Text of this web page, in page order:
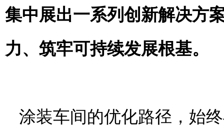
集中展出一系列创新解决方
力、筑牢可持续发展根基。
涂装车间的优化路径，始